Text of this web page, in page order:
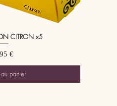
rapide
CITRON x5
€
panier